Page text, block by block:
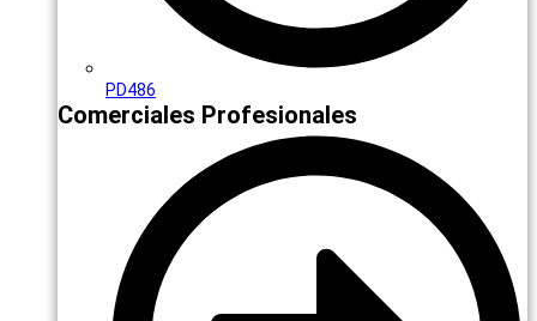
PD486
Comerciales Profesionales